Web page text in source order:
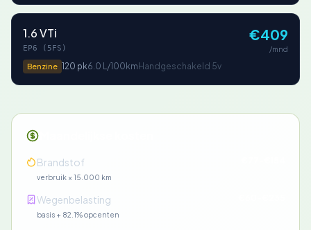
1.6 VTi
EP6 (5FS)
Benzine 120 pk6.0 L/100km Handgeschakeld 5v
€409
/mnd
Brandstof
verbruik × 15.000 km
Wegenbelasting
basis + 82.1% opcenten